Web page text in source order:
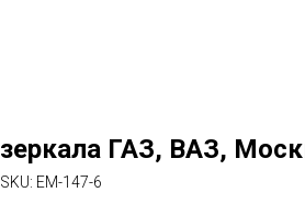
зеркала ГАЗ, ВАЗ,
SKU: EM-147-6